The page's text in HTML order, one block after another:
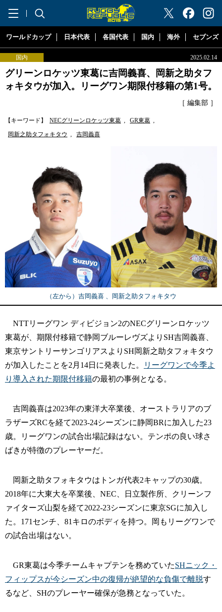
"ラグビーリパブリック"
ワールドカップ 日本代表 各国代表 国内 海外 セブンズ
国内 2025.02.14
グリーンロケッツ東葛に吉岡義喜、岡新之助タフ
ォキタウが加入。リーグワン期限付移籍の第1号。
［ 編集部 ］
【キーワード】 NECグリーンロケッツ東葛 , GR東葛 ,
岡新之助タフォキタウ , 吉岡義喜
（左から）吉岡義喜 、岡新之助タフォキタウ
NTTリーグワン ディビジョン2のNECグリーンロケッツ
東葛が、期限付移籍で静岡ブルーレヴズよりSH吉岡義喜、
東京サントリーサンゴリアスよりSH岡新之助タフォキタウ
が加入したことを2月14日に発表した。
リーグワンで今季よ
り導入された期限付移籍の最初の事例となる。
吉岡義喜は2023年の東洋大卒業後、オーストラリアのブ
ラザーズRCを経て2023-24シーズンに静岡BRに加入した23
歳。リーグワンの試合出場記録はない。テンポの良い球さ
ばきが特徴のプレーヤーだ。
岡新之助タフォキタウはトンガ代表2キャップの30歳。
2018年に大東大を卒業後、NEC、日立製作所、クリーンフ
ァイターズ山梨を経て2022-23シーズンに東京SGに加入し
た。171センチ、81キロのボディを持つ。岡もリーグワンで
の試合出場はない。
GR東葛は今季チームキャプテンを務めていたSHニック・
フィップスが今シーズン中の復帰が絶望的な負傷で離脱す
るなど、SHのプレーヤー確保が急務となっていた。